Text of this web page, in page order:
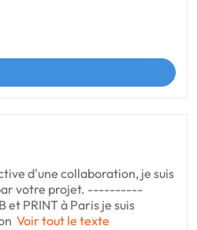
d'une collaboration, je suis
votre projet. ----------
PRINT à Paris je suis
Voir tout le texte